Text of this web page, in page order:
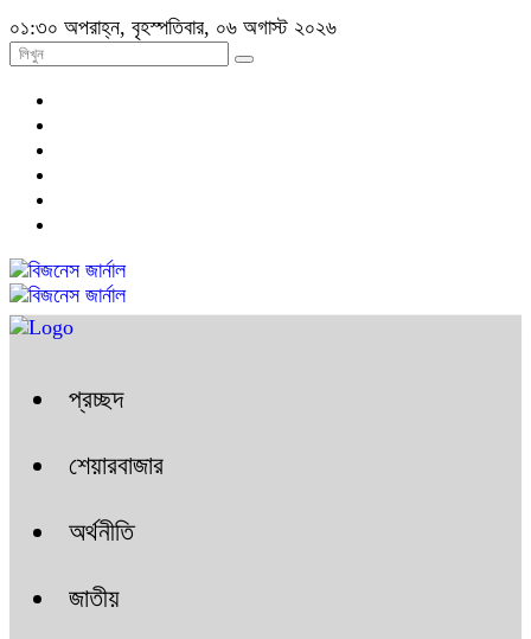
০১:৩০ অপরাহ্ন, বৃহস্পতিবার, ০৬ অগাস্ট ২০২৬
প্রচ্ছদ
শেয়ারবাজার
অর্থনীতি
জাতীয়